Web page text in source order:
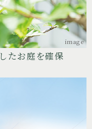
image
たお庭を確保